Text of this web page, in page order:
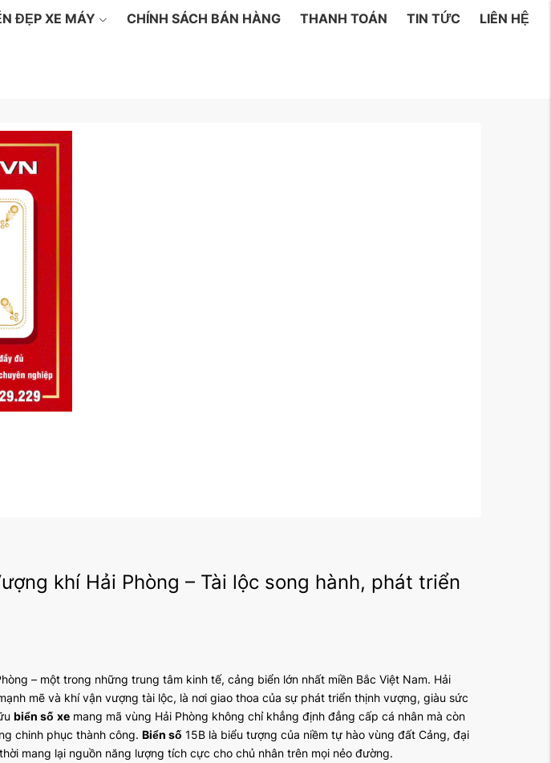
ĐẸP XE MÁY CHÍNH SÁCH BÁN HÀNG THANH TOÁN TIN TỨC LIÊN HỆ
khí Hải Phòng – Tài lộc song hành, phát triển
– một trong những trung tâm kinh tế, cảng biển lớn nhất miền Bắc Việt Nam. Hải
mẽ và khí vận vượng tài lộc, là nơi giao thoa của sự phát triển thịnh vượng, giàu sức
biển số xe mang mã vùng Hải Phòng không chỉ khẳng định đẳng cấp cá nhân mà còn
chinh phục thành công. Biển số 15B là biểu tượng của niềm tự hào vùng đất Cảng, đại
mang lại nguồn năng lượng tích cực cho chủ nhân trên mọi nẻo đường.